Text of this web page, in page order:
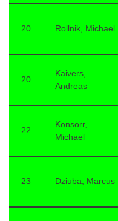
20 Rollnik, Michael
20
Kaivers,
Andreas
22
Konsorr,
Michael
23 Dziuba, Marcus